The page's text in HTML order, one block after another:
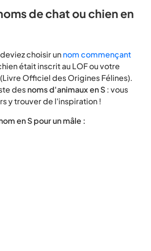
de chat ou chien en
choisir unnom commençant
était inscrit au LOF ou votre
Officiel des Origines Félines).
desnoms d'animaux en S: vous
y trouver de l'inspiration !
en S pour un mâle :